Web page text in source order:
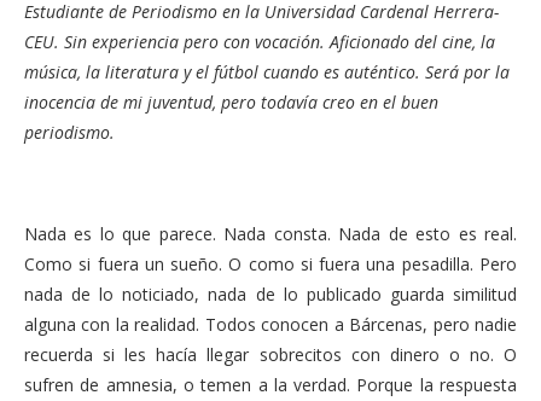
Estudiante de Periodismo en la Universidad Cardenal Herrera-
CEU. Sin experiencia pero con vocación. Aficionado del cine, la
música, la literatura y el fútbol cuando es auténtico. Será por la
inocencia de mi juventud, pero todavía creo en el buen
periodismo.
Nada es lo que parece. Nada consta. Nada de esto es real.
Como si fuera un sueño. O como si fuera una pesadilla. Pero
nada de lo noticiado, nada de lo publicado guarda similitud
alguna con la realidad. Todos conocen a Bárcenas, pero nadie
recuerda si les hacía llegar sobrecitos con dinero o no. O
sufren de amnesia, o temen a la verdad. Porque la respuesta